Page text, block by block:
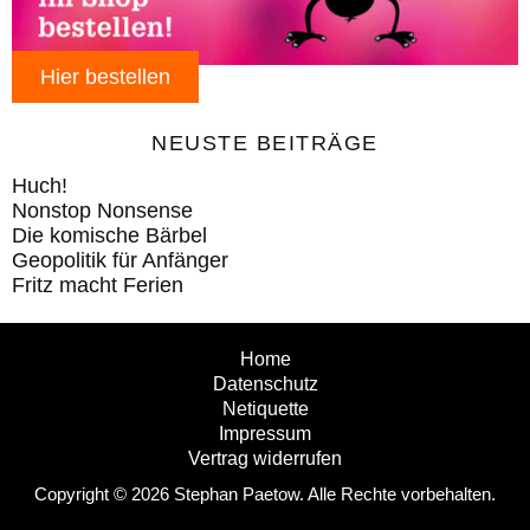
Hier bestellen
NEUSTE BEITRÄGE
Huch!
Nonstop Nonsense
Die komische Bärbel
Geopolitik für Anfänger
Fritz macht Ferien
Home
Datenschutz
Netiquette
Impressum
Vertrag widerrufen
Copyright © 2026 Stephan Paetow. Alle Rechte vorbehalten.